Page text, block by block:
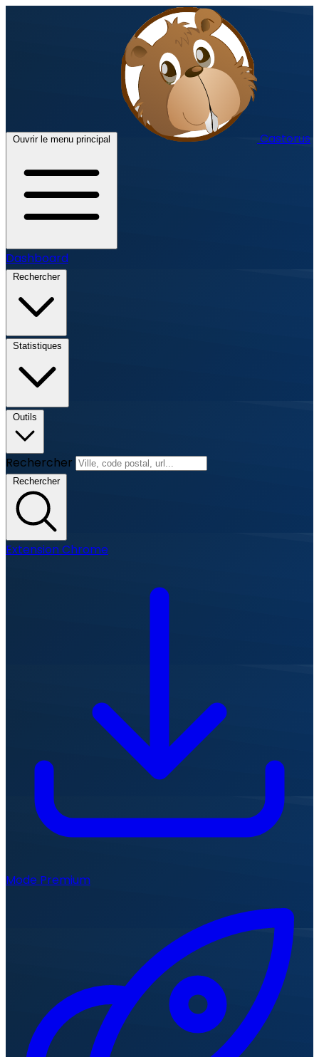
Ouvrir le menu principal Castorus
Dashboard
Rechercher
Statistiques
Outils
Rechercher
Rechercher
Extension Chrome
Mode Premium